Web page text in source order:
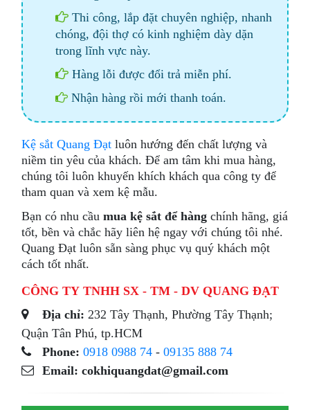
Thi công, lắp đặt chuyên nghiệp, nhanh
chóng, đội thợ có kinh nghiệm dày dặn
trong lĩnh vực này.
Hàng lỗi được đổi trả miễn phí.
Nhận hàng rồi mới thanh toán.
Kệ sắt Quang Đạt luôn hướng đến chất lượng và
niềm tin yêu của khách. Để am tâm khi mua hàng,
chúng tôi luôn khuyến khích khách qua công ty để
tham quan và xem kệ mẫu.
Bạn có nhu cầumua kệ sắt để hàng chính hãng, giá
tốt, bền và chắc hãy liên hệ ngay với chúng tôi nhé.
Quang Đạt luôn sẵn sàng phục vụ quý khách một
cách tốt nhất.
CÔNG TY TNHH SX - TM - DV QUANG ĐẠT
Địa chỉ: 232 Tây Thạnh, Phường Tây Thạnh;
Quận Tân Phú, tp.HCM
Phone:0918 0988 74 -09135 888 74
Email: cokhiquangdat@gmail.com